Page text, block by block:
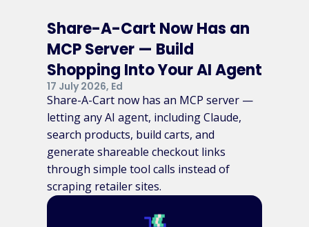
Share-A-Cart Now Has an
MCP Server — Build
Shopping Into Your AI Agent
17 July 2026, Ed
Share-A-Cart now has an MCP server —
letting any AI agent, including Claude,
search products, build carts, and
generate shareable checkout links
through simple tool calls instead of
scraping retailer sites.